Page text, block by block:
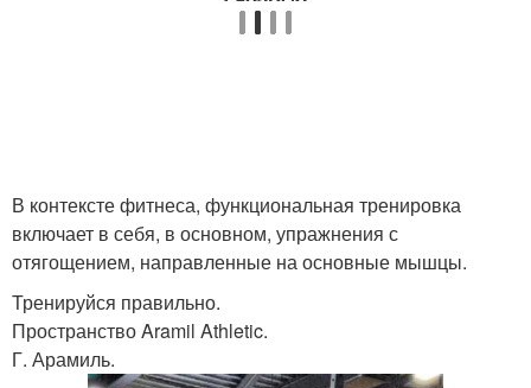
В контексте фитнеса, функциональная тренировка
включает в себя, в основном, упражнения с
отягощением, направленные на основные мышцы.
Тренируйся правильно.
Пространство Aramil Athletic.
Г. Арамиль.